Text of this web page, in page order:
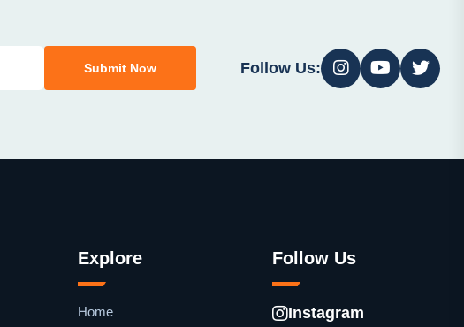
Submit Now Follow Us:
Explore
Home
Follow Us
Instagram